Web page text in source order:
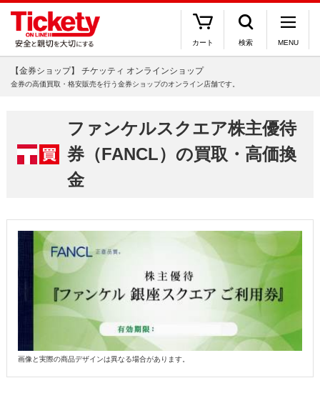
カート 検索 MENU
【金券ショップ】 チケッティ オンラインショップ
金券の高価買取・格安販売を行う金券ショップのオンライン店舗です。
ファンケルスクエア株主優待
券（FANCL）の買取・高価換
金
画像と実際の商品デザインは異なる場合があります。